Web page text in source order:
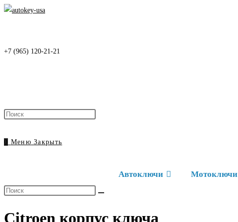
Перейти
+7 (965) 120-21-21
поиска.
0 Меню Закрыть
Автоключи Мотоключи
Поиск
сайте
Citroen корпус ключа